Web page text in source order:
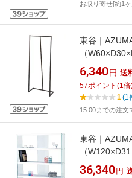
お取り寄せ[約1
東谷｜
（
6,340 円 送
57ポイント (1倍
1(1
15:00までの注文
東谷｜
（
イト
36,340 円